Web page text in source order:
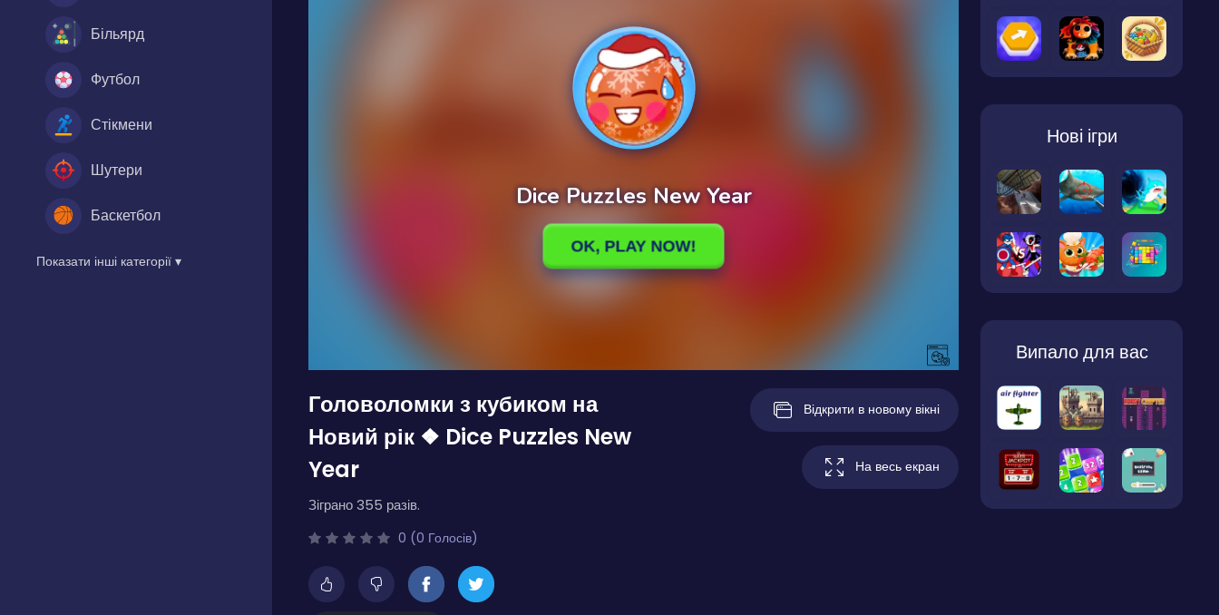
Більярд
Футбол
Стікмени
Шутери
Баскетбол
Показати інші категорії ▾
Головоломки з кубиком на
Новий рік ❖ Dice Puzzles New
Year
Зіграно 355 разів.
0 (0 Голосів)
Відкрити в новому вікні
На весь екран
Нові ігри
Випало для вас